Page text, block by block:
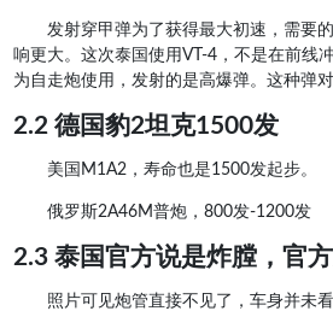
发射穿甲弹为了获得最大初速，需要
响更大。这次泰国使用VT-4，不是在前线
为自走炮使用，发射的是高爆弹。这种弹
2.2 德国豹2坦克1500发
美国M1A2，寿命也是1500发起步。
俄罗斯2A46M普炮，800发-1200发
2.3 泰国官方说是炸膛，官
照片可见炮管直接不见了，车身并未